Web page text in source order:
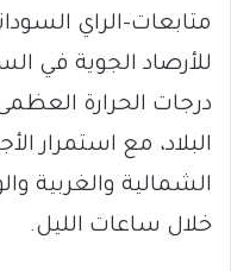
متابعات-الراي
للأرصاد الجوية في
درجات الحرارة
البلاد، مع استمرار
الشمالية والغربية
خلال ساعات الليل.